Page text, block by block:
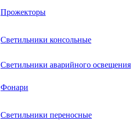
Прожекторы
Светильники консольные
Светильники аварийного освещения
Фонари
Светильники переносные